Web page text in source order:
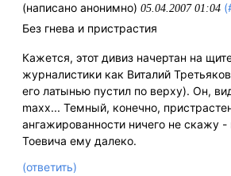
(написано анонимно) 05.04.2007 01:04
Без гнева и пристрастия
Кажется, этот дивиз начертан на
журналистики как Виталий
его латынью пустил по верху). Он,
maxx... Темный, конечно,
ангажированности ничего не скажу -
Тоевича ему далеко.
(ответить)